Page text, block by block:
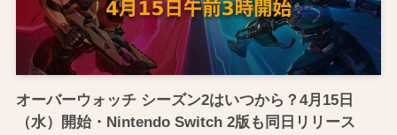
オーバーウォッチ シーズン2はいつから？4月15日
（水）開始・Nintendo Switch 2版も同日リリース